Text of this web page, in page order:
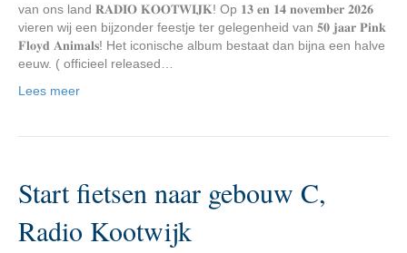
van ons land 𝐑𝐀𝐃𝐈𝐎 𝐊𝐎𝐎𝐓𝐖𝐈𝐉𝐊! Op 𝟏𝟑 𝐞𝐧 𝟏𝟒 𝐧𝐨𝐯𝐞𝐦𝐛𝐞𝐫 𝟐𝟎𝟐𝟔
vieren wij een bijzonder feestje ter gelegenheid van 𝟓𝟎 𝐣𝐚𝐚𝐫 𝐏𝐢𝐧𝐤
𝐅𝐥𝐨𝐲𝐝 𝐀𝐧𝐢𝐦𝐚𝐥𝐬! Het iconische album bestaat dan bijna een halve
eeuw. ( officieel released…
Lees meer
Start fietsen naar gebouw C,
Radio Kootwijk